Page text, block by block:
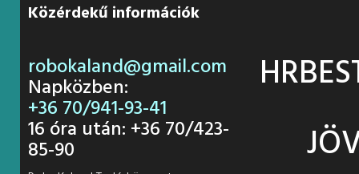
Közérdekű információk
robokaland@gmail.com
Napközben:
+36 70/941-93-41
16 óra után: +36 70/423-
85-90